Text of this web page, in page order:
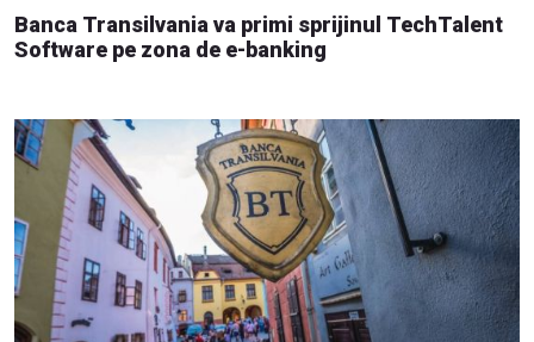
Banca Transilvania va primi sprijinul TechTalent
Software pe zona de e-banking